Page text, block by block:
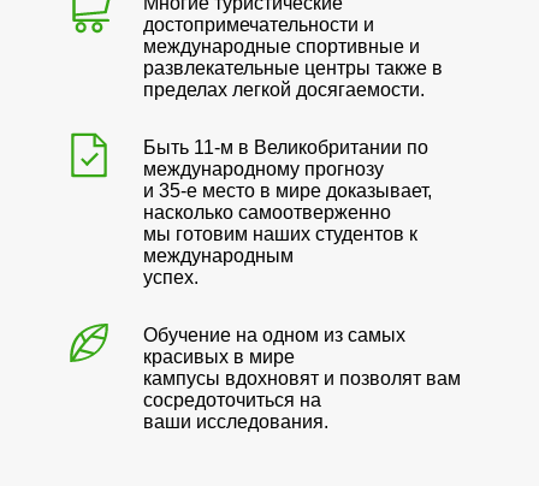
достопримечательности и
международные спортивные и
развлекательные центры также в
пределах легкой досягаемости.
Быть 11-м в Великобритании по
международному прогнозу
и 35-е место в мире доказывает,
насколько самоотверженно
мы готовим наших студентов к
международным
успех.
Обучение на одном из самых
красивых в мире
кампусы вдохновят и позволят вам
сосредоточиться на
ваши исследования.